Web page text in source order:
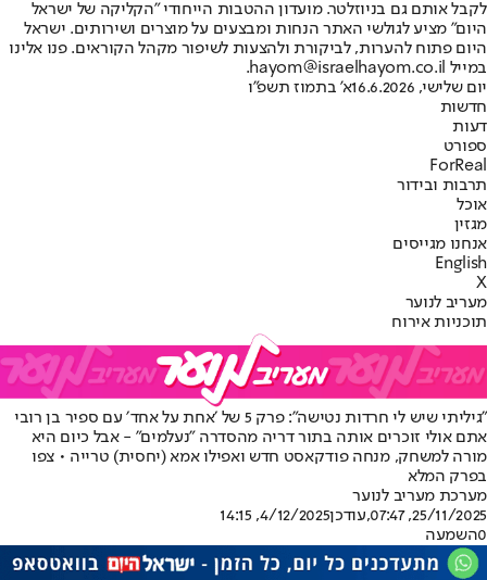
לקבל אותם גם בניוזלטר. מועדון ההטבות הייחודי "הקליקה של ישראל
היום" מציע לגולשי האתר הנחות ומבצעים על מוצרים ושירותים. ישראל
היום פתוח להערות, לביקורת ולהצעות לשיפור מקהל הקוראים. פנו אלינו
במייל hayom@israelhayom.co.il.
יום שלישי, 16.6.2026
א' בתמוז תשפ"ו
חדשות
דעות
ספורט
ForReal
תרבות ובידור
אוכל
מגזין
אנחנו מגייסים
English
X
מעריב לנוער
תוכניות אירוח
״גיליתי שיש לי חרדות נטישה״: פרק 5 של ׳אחת על אחד׳ עם ספיר בן רובי
אתם אולי זוכרים אותה בתור דריה מהסדרה ״נעלמים״ - אבל כיום היא
מורה למשחק, מנחה פודקאסט חדש ואפילו אמא (יחסית) טרייה • צפו
בפרק המלא
מערכת מעריב לנוער
25/11/2025, 07:47
,עודכן4/12/2025, 14:15
0השמעה